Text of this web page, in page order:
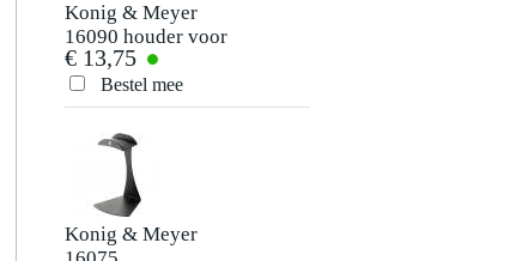
Konig & Meyer
16090 houder voor
hoofdtelefoon
€ 13,75
Bestel mee
Konig & Meyer